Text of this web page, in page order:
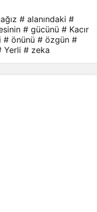
# alanındaki #
# gücünü # Kacır
# önünü # özgün #
Yerli # zeka